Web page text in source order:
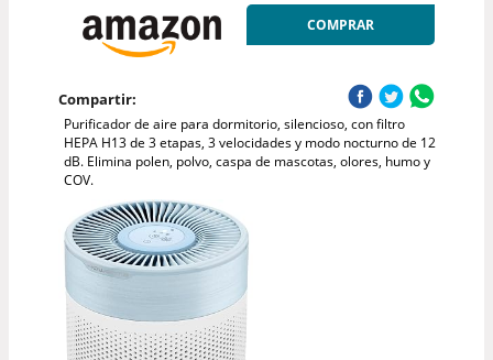
COMPRAR
Compartir:
Purificador de aire para dormitorio, silencioso, con filtro
HEPA H13 de 3 etapas, 3 velocidades y modo nocturno de 12
dB. Elimina polen, polvo, caspa de mascotas, olores, humo y
COV.